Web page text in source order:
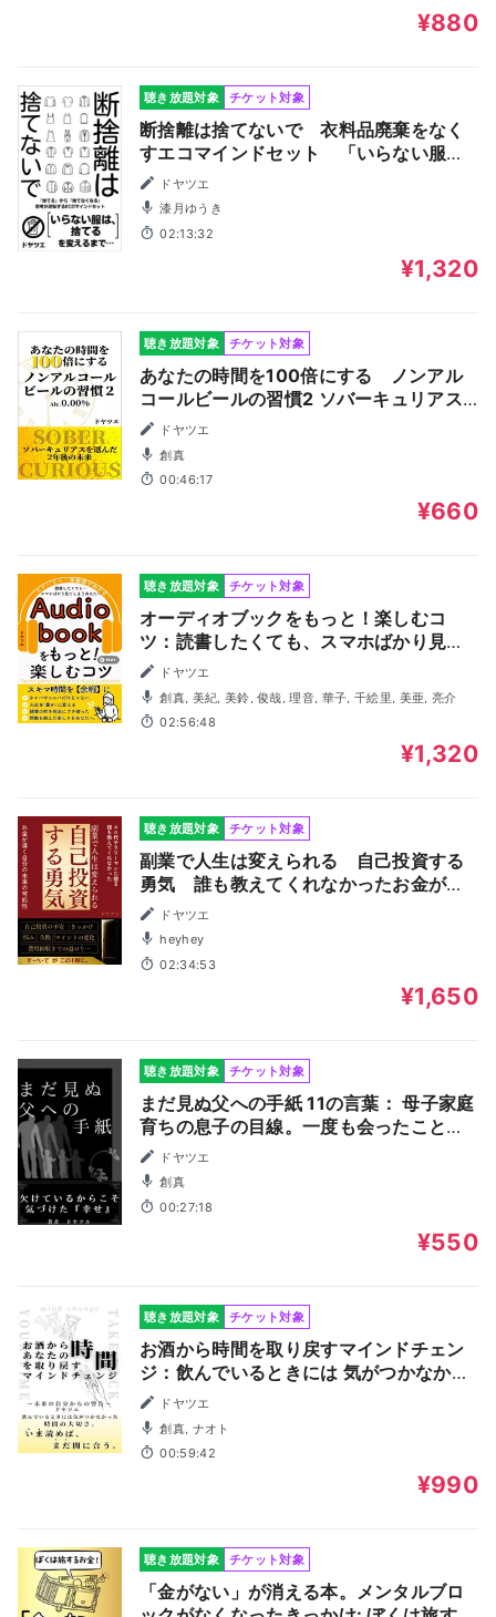
¥880
聴き放題対象 チケット対象
断捨離は捨てないで 衣料品廃棄をなく
すエコマインドセット 「いらない服
は、捨てる」を変える思考 ファッショ
ンから学ぶSDGS（エスディージーズ）
ドヤツエ
漆月ゆうき
02:13:32
¥1,320
聴き放題対象 チケット対象
あなたの時間を100倍にする ノンアル
コールビールの習慣2 ソバーキュリアス
を選んだ2年後の未来
ドヤツエ
創真
00:46:17
¥660
聴き放題対象 チケット対象
オーディオブックをもっと！楽しむコ
ツ：読書したくても、スマホばかり見て
しまうあなたへ。スキマ時間が「余暇」
になる！タイパやコスパだけじゃない。
耳読書で人生を豊かに変える。
ドヤツエ
創真, 美紀, 美鈴, 俊哉, 理音, 華子, 千絵里, 美亜, 亮介
02:56:48
¥1,320
聴き放題対象 チケット対象
副業で人生は変えられる 自己投資する
勇気 誰も教えてくれなかったお金が導
く自分の未来の可能性
ドヤツエ
heyhey
02:34:53
¥1,650
聴き放題対象 チケット対象
まだ見ぬ父への手紙 11の言葉： 母子家庭
育ちの息子の目線。一度も会ったことの
ない父へ想いをつづる。
ドヤツエ
創真
00:27:18
¥550
聴き放題対象 チケット対象
お酒から時間を取り戻すマインドチェン
ジ：飲んでいるときには 気がつかなかっ
た 時間の大切さ。
ドヤツエ
創真, ナオト
00:59:42
¥990
聴き放題対象 チケット対象
「金がない」が消える本。メンタルブロ